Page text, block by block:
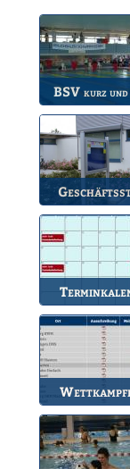
BSV kurz und
Die wichtigsten
zum BSV.
Anlaufstelle für
Die Termine des
Übersicht der
Wettkämpfe.